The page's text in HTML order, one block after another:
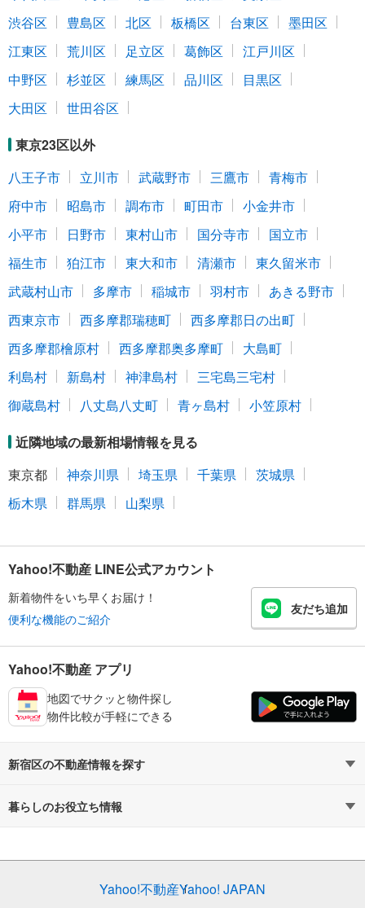
渋谷区
豊島区 北区 板橋区 台東区
墨田区
江東区
荒川区 足立区 葛飾区
江戸川区
中野区
杉並区 練馬区 品川区
目黒区
大田区
世田谷区
東京23区以外
八王子市
立川市 武蔵野市 三鷹市
青梅市
府中市
昭島市 調布市 町田市
小金井市
小平市
日野市 東村山市 国分寺市
国立市
福生市
狛江市 東大和市 清瀬市
東久留米市
武蔵村山市
多摩市 稲城市 羽村市
あきる野市
西東京市
西多摩郡瑞穂町
西多摩郡日の出町
西多摩郡檜原村
西多摩郡奥多摩町
大島町
利島村
新島村 神津島村
三宅島三宅村
御蔵島村
八丈島八丈町 青ヶ島村
小笠原村
近隣地域の最新相場情報を見る
東京都
神奈川県 埼玉県 千葉県
茨城県
栃木県
群馬県 山梨県
Yahoo!不動産 LINE公式アカウント
新着物件をいち早くお届け！
便利な機能のご紹介
友だち追加
Yahoo!不動産 アプリ
地図でサクッと物件探し
物件比較が手軽にできる
新宿区の不動産情報を探す
不動産・住宅
中古一戸建て
暮らしのお役立ち情報
Yahoo!不動産Yahoo! JAPAN